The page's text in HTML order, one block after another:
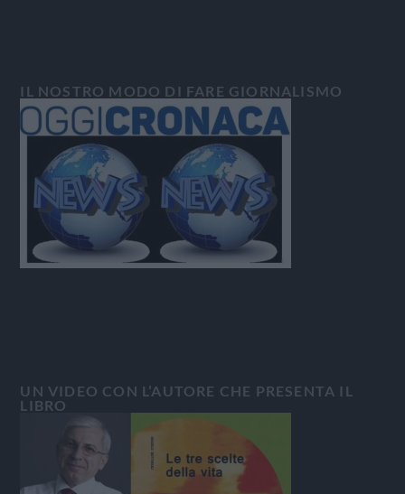
IL NOSTRO MODO DI FARE GIORNALISMO
UN VIDEO CON L’AUTORE CHE PRESENTA IL
LIBRO